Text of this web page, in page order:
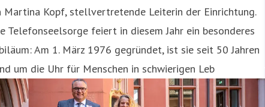
Martina Kopf, stellvertretende Leiterin der Einrichtung.
Telefonseelsorge feiert in diesem Jahr ein besonderes
Am 1. März 1976 gegründet, ist sie seit 50 Jahren
um die Uhr für Menschen in schwierigen Leb